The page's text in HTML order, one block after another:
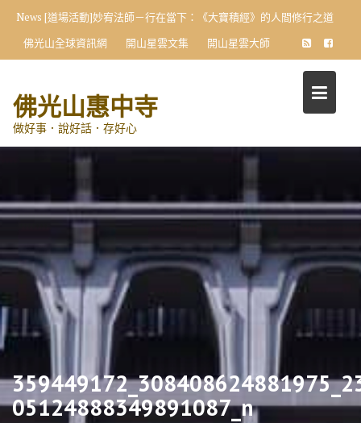
content
News [道場活動]妙宥法師－行在當下：《大寶積經》的人間修行之道
佛光山全球資訊網
開山星雲文集 開山星雲大師
佛光山惠中寺
做好事．說好話．存好心
05124888349891087_n